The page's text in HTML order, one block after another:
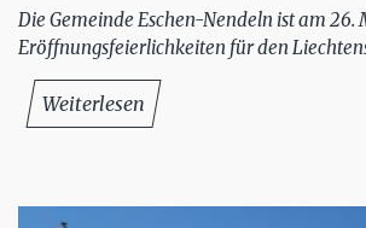
Die Gemeinde Eschen-Nendeln ist am
Eröffnungsfeierlichkeiten für den
Weiterlesen